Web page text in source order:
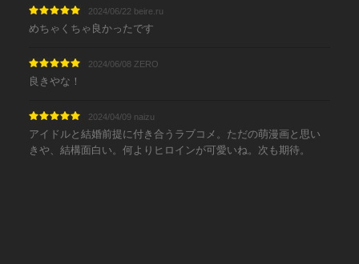
2024/06/22 beire.ru
めちゃくちゃ良かったです
2024/06/08 ZERO
良きやな！
2024/04/09 naizu
アイドルと結婚前提に付き合うラブコメ。ただの萌漫画と思い
きや、結構面白い。何よりヒロインが可愛いね。次も期待。